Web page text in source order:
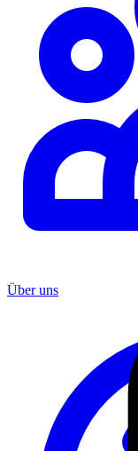
Über uns